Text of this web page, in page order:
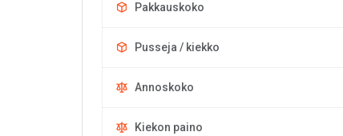
Pakkauskoko
Pusseja / kiekko
Annoskoko
Kiekon paino